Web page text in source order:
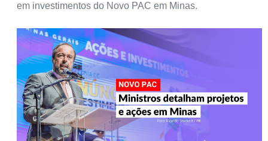
em investimentos do Novo PAC em Minas.